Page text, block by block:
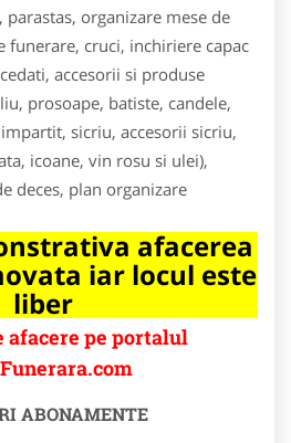
organizare mese de
cruci, inchiriere capac
accesorii si produse
prosoape, batiste, candele,
sicriu, accesorii sicriu,
icoane, vin rosu si ulei),
deces, plan organizare
afacerea
iar locul este
liber
afacere pe portalul
ABONAMENTE